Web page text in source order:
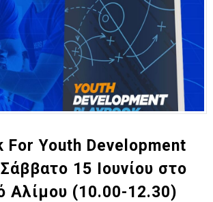
For Youth Development
15 Ιουνίου στο
Αλίμου (10.00-12.30)